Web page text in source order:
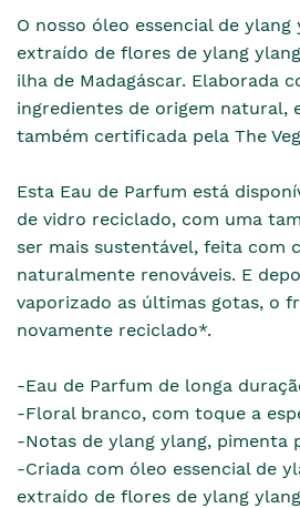
O nosso óleo essencial de
extraído de flores de ylang
ilha de Madagáscar. Elaborada
ingredientes de origem natural,
também certificada pela The
Esta Eau de Parfum está
de vidro reciclado, com uma
ser mais sustentável, feita com
naturalmente renováveis. E
vaporizado as últimas gotas, o
novamente reciclado*.
-Eau de Parfum de longa
-Floral branco, com toque a
-Notas de ylang ylang, pimenta
-Criada com óleo essencial de
extraído de flores de ylang